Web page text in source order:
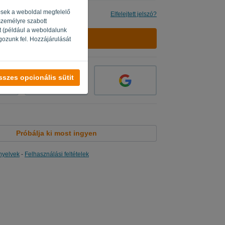
a weboldal megfelelő
szabott
(például a weboldalunk
fel. Hozzájárulását
opcionális sütit
Elfelejtett jelszó?
BEJELENTKEZÉS
Próbálja ki most ingyen
- Felhasználási feltételek